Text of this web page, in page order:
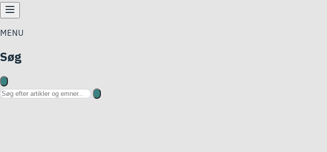
MENU
Søg
Søg på hjemmesiden